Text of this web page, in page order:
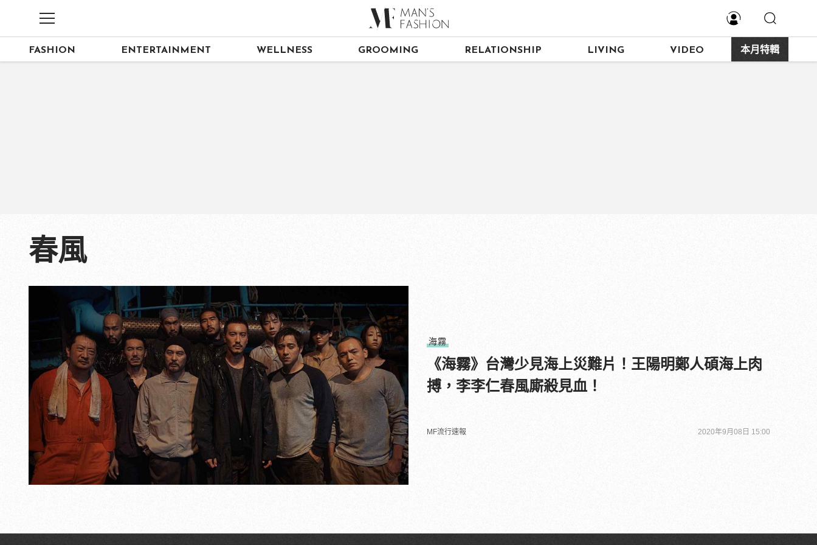
FASHION ENTERTAINMENT WELLNESS GROOMING RELATIONSHIP LIVING VIDEO 本月特輯
春風
海霧
《海霧》台灣少見海上災難片！王陽明鄭人碩海上肉
搏，李李仁春風廝殺見血！
MF流行速報 2020年9月08日 15:00